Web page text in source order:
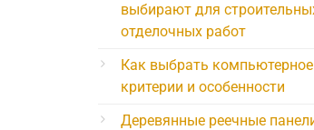
выбирают для
отделочных работ
Как выбрать компьютерное
критерии и особенности
Деревянные реечные